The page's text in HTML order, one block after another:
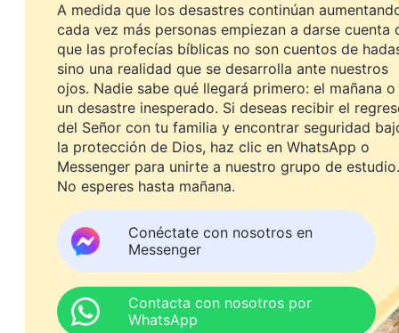
hermana Mona me infravaloraba, que yo no le
molesta, y no quise aceptar su consejo. Herida,
predicar. ¿Por qué me mandas esa grabación?”.
Al sentir que no estaba en buen estado, la
removieron mucho. Las palabras de Dios dicen: “
realizando o de la habilidad profesional que
tiempo. Si sigues intentando mejorar, se te
Independientemente del deber que cumplas,
careces de conocimientos profesionales,
verdad, entonces busca la verdad. Si
podrás ponerlos en práctica en el
A medida que los desastres continúan
cada vez más personas empiezan a darse cuenta
que las profecías bíblicas no son cuentos de
sino una realidad que se desarrolla ante nuestros
ojos. Nadie sabe qué llegará primero: el mañana o
un desastre inesperado. Si deseas recibir el
del Señor con tu familia y encontrar seguridad
la protección de Dios, haz clic en WhatsApp o
Messenger para unirte a nuestro grupo de estudio.
No esperes hasta mañana.
Conéctate con nosotros en
Messenger
Contacta con nosotros por
WhatsApp